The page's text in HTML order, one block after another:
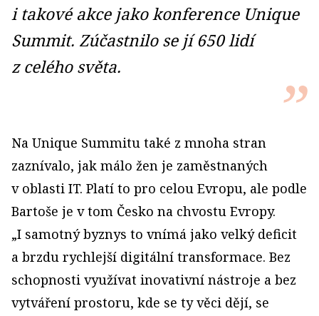
i takové akce jako konference Unique
Summit. Zúčastnilo se jí 650 lidí
z celého světa.
Na Unique Summitu také z mnoha stran
zaznívalo, jak málo žen je zaměstnaných
v oblasti IT. Platí to pro celou Evropu, ale podle
Bartoše je v tom Česko na chvostu Evropy.
„I samotný byznys to vnímá jako velký deficit
a brzdu rychlejší digitální transformace. Bez
schopnosti využívat inovativní nástroje a bez
vytváření prostoru, kde se ty věci dějí, se